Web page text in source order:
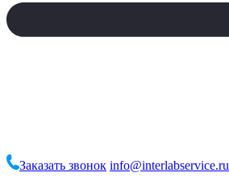
Заказать звонок info@interlabservice.ru